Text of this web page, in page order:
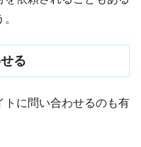
る
トに問い合わせるのも有